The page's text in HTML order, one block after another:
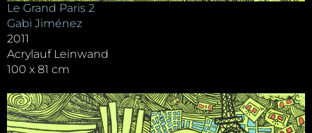
Le Grand Paris 2
Gabi Jiménez
2011
Acrylauf Leinwand
100 x 81 cm